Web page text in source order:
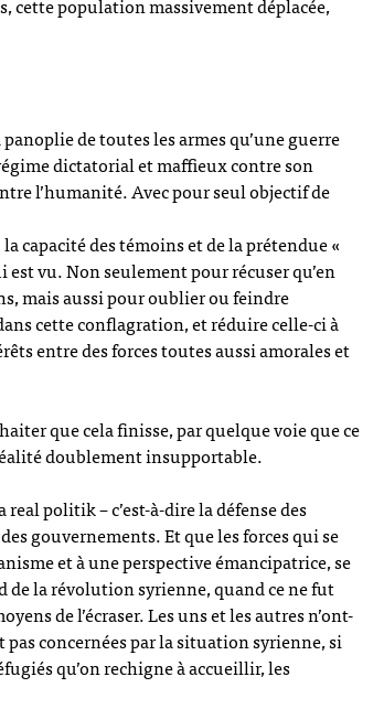
de toutes les armes qu’une guerre
dictatorial et maffieux contre son
l’humanité. Avec pour seul objectif de
capacité des témoins et de la prétendue «
vu. Non seulement pour récuser qu’en
mais aussi pour oublier ou feindre
cette conflagration, et réduire celle-ci à
entre des forces toutes aussi amorales et
que cela finisse, par quelque voie que ce
doublement insupportable.
real politik – c’est-à-dire la défense des
gouvernements. Et que les forces qui se
et à une perspective émancipatrice, se
de la révolution syrienne, quand ce ne fut
de l’écraser. Les uns et les autres n’ont-
pas concernées par la situation syrienne, si
qu’on rechigne à accueillir, les